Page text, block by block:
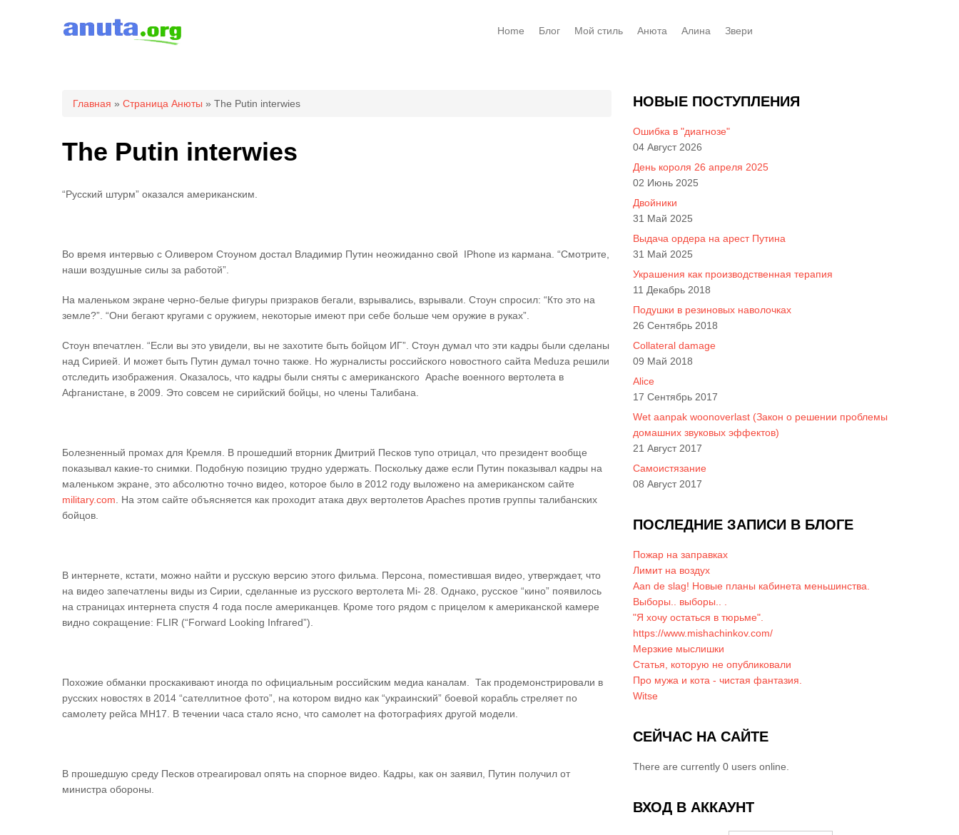
Home Блог Мой стиль Анюта Алинa Звери
Вы здесь
Главная » Страница Анюты » The Putin interwies
The Putin interwies
“Русский штурм” оказался американским.
Во время интервью с Оливером Стоуном достал Владимир Путин неожиданно свой IPhone из кармана. “Смотрите,
наши воздушные силы за работой”.
На маленьком экране черно-белые фигуры призраков бегали, взрывались, взрывали. Стоун спросил: “Кто это на
земле?”. “Они бегают кругами с оружием, некоторые имеют при себе больше чем оружие в руках”.
Стоун впечатлен. “Если вы это увидели, вы не захотите быть бойцом ИГ”. Стоун думал что эти кадры были сделаны
над Сирией. И может быть Путин думал точно также. Но журналисты российского новостного сайта Meduza решили
отследить изображения. Оказалось, что кадры были сняты с американского Аpache военного вертолета в
Афганистане, в 2009. Это совсем не сирийский бойцы, но члены Талибана.
Болезненный промах для Кремля. В прошедший вторник Дмитрий Песков тупо отрицал, что президент вообще
показывал какие-то снимки. Подобную позицию трудно удержать. Поскольку даже если Путин показывал кадры на
маленьком экране, это абсолютно точно видео, которое было в 2012 году выложено на американском сайте
military.com . На этом сайте объясняется как проходит атака двух вертолетов Аpaches против группы талибанских
бойцов.
В интернете, кстати, можно найти и русскую версию этого фильма. Персона, поместившая видео, утверждает, что
на видео запечатлены виды из Сирии, сделанные из русского вертолета Mi- 28. Однако, русское “кино” появилось
на страницах интернета спустя 4 года после американцев. Кроме того рядом с прицелом к американской камере
видно сокращение: FLIR (“Forward Looking Infrared”).
Похожие обманки проскакивают иногда по официальным российским медиа каналам. Так продемонстрировали в
русских новостях в 2014 “сателлитное фото”, на котором видно как “украинский” боевой корабль стреляет по
самолету рейса MH17. В течении часа стало ясно, что самолет на фотографиях другой модели.
В прошедшую среду Песков отреагировал опять на спорное видео. Кадры, как он заявил, Путин получил от
министра обороны.
НОВЫЕ ПОСТУПЛЕНИЯ
Ошибка в "диагнозе"
04 Август 2026
День короля 26 апреля 2025
02 Июнь 2025
Двойники
31 Май 2025
Выдача ордера на арест Путина
31 Май 2025
Украшения как производственная терапия
11 Декабрь 2018
Подушки в резиновых наволочках
26 Сентябрь 2018
Collateral damage
09 Май 2018
Alice
17 Сентябрь 2017
Wet aanpak woonoverlast (Закон о решении проблемы
домашних звуковых эффектов)
21 Август 2017
Самоистязание
08 Август 2017
ПОСЛЕДНИЕ ЗАПИСИ В БЛОГЕ
Пожар на заправках
Лимит на воздух
Aan de slag! Новые планы кабинета меньшинства.
Выборы.. выборы.. .
"Я хочу остаться в тюрьме".
https://www.mishachinkov.com/
Мерзкие мыслишки
Статья, которую не опубликовали
Про мужа и кота - чистая фантазия.
Witse
СЕЙЧАС НА САЙТЕ
There are currently 0 users online.
ВХОД В АККАУНТ